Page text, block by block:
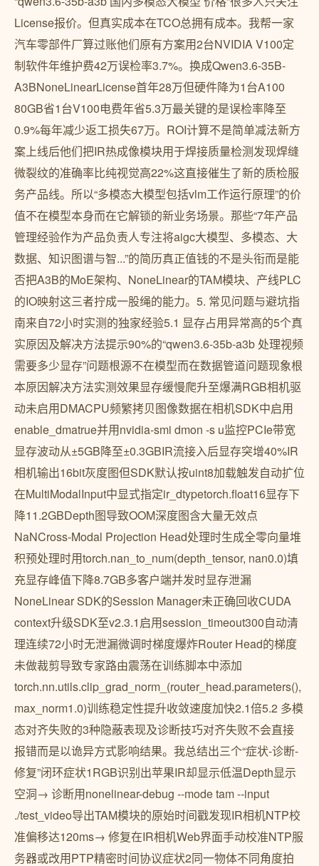
License报价。但真实成本在TCO总拥有成本。我帮一家
汽车零部件厂算过账他们原有方案用2台NVIDIA V100定
制软件年维护费42万误检率3.7%。换成Qwen3.6-35B-
A3BNoneLinearLicense首年28万但硬件降为1台A100
80GB省1台V100电费年省5.3万最关键的是误检率降至
0.9%每年减少返工损失67万。ROI计算不是简单减法新方
案上线后他们把IR热成像模块用于焊接质量检测发现焊缝
微裂纹的准确率比纯视觉高22%这直接催生了新的质检服
务产品线。所以“多模态大模型包括vlm工作运行原理”的价
值不在模型本身而在它解锁的新业务场景。那些“7年产品
管理经验作为产品负责人专注将aigc大模型、多模态、大
数据、知识图谱与智...”的简历真正值钱的不是头衔而是能
否把A3B的MoE架构、NoneLinear的TAM模块、产线PLC
的IO映射这三者拧成一股绳的能力。5. 常见问题与避坑指
南来自72小时实测的独家经验5.1 显存占用异常高的5个真
实原因及解决方法提示90%的“qwen3.6-35b-a3b 处理视频
需要多少显存”问题根源不在模型而在数据管道问题现象根
本原因解决方法实测效果显存缓慢爬升至爆满RGB相机驱
动未启用DMACPU频繁拷贝图像数据在相机SDK中启用
enable_dmatrue并用nvidia-smi dmon -s u监控PCIe带宽
显存波动从±5GB降至±0.3GBIR流接入后显存突增40%IR
相机输出16bit灰度图但SDK默认按uint8加载触发自动扩位
在MultiModalInput中显式指定ir_dtypetorch.float16显存下
降11.2GBDepth图导致OOM深度图含大量无效点
NaNCross-Modal Projection Head处理时生成全零向量堆
积预处理时用torch.nan_to_num(depth_tensor, nan0.0)填
充显存峰值下降8.7GB多客户端并发时显存泄漏
NoneLinear SDK的Session Manager未正确回收CUDA
context升级SDK至v2.3.1启用session_timeout300自动清
理连续72小时无泄漏微调时梯度爆炸Router Head的梯度
未做裁剪导致专家路由震荡在训练脚本中添加
torch.nn.utils.clip_grad_norm_(router_head.parameters(),
max_norm1.0)训练稳定性提升收敛速度加快2.1倍5.2 多模
态对齐失败的3种隐蔽表现及诊断技巧对齐失败不会直接
报错而是以诡异方式影响结果。我总结出三个“症状-诊断-
修复”闭环症状1RGB识别出苹果IR却显示低温Depth显示
空洞→ 诊断用nonelinear-debug --mode tam --input
./test_video导出TAM模块的原始时间戳发现IR相机NTP校
准偏移达120ms→ 修复在IR相机Web界面手动校准NTP服
务器或改用PTP精密时间协议症状2同一物体不同角度拍